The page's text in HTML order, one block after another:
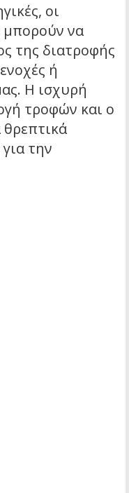
οι
μπορούν να
της διατροφής
ή
Η ισχυρή
τροφών και ο
την